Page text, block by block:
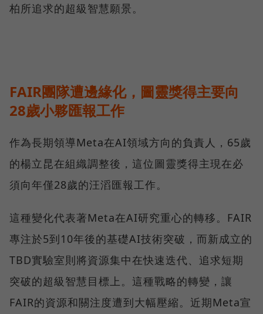
柏所追求的超級智慧願景。
FAIR團隊遭邊緣化，圖靈獎得主要向
28歲小夥匯報工作
作為長期領導Meta在AI領域方向的負責人，65歲
的楊立昆在組織調整後，這位圖靈獎得主現在必
須向年僅28歲的汪滔匯報工作。
這種變化代表著Meta在AI研究重心的轉移。FAIR
專注於5到10年後的基礎AI技術突破，而新成立的
TBD實驗室則將資源集中在快速迭代、追求短期
突破的超級智慧目標上。這種戰略的轉變，讓
FAIR的資源和關注度遭到大幅壓縮。近期Meta宣